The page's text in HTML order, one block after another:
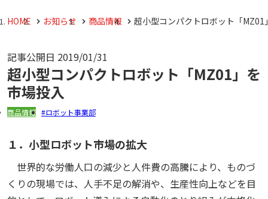
HOME お知らせ 商品情報 超小型コンパクトロボット「MZ01
記事公開日 2019/01/31
超小型コンパクトロボット「MZ01」を
市場投入
商品情報 ロボット事業部
１．小型ロボット市場の拡大
世界的な労働人口の減少と人件費の高騰により、ものづ
くりの現場では、人手不足の解消や、生産性向上などを目